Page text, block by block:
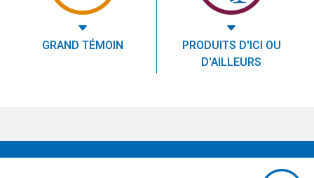
GRAND TÉMOIN
PRODUITS D'ICI OU
D'AILLEURS